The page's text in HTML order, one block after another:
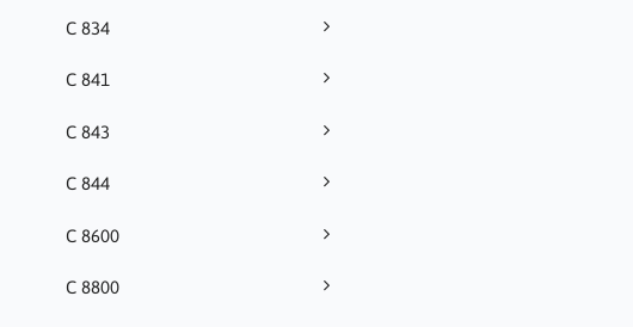
C 834
C 841
C 843
C 844
C 8600
C 8800